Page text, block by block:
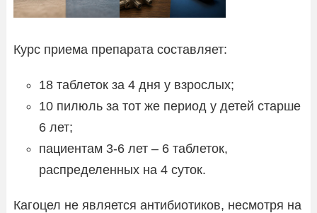
Курс приема препарата составляет:
18 таблеток за 4 дня у взрослых;
10 пилюль за тот же период у детей старше
6 лет;
пациентам 3-6 лет – 6 таблеток,
распределенных на 4 суток.
Кагоцел не является антибиотиков, несмотря на